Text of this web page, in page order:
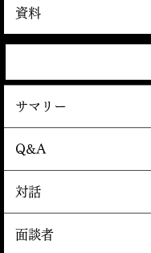
資料
サマリー
Q&A
対話
面談者